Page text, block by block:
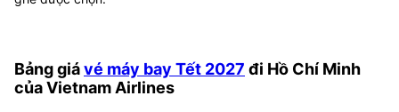
Bảng giávé máy bay Tết 2027 đi Hồ Chí Minh
của Vietnam Airlines